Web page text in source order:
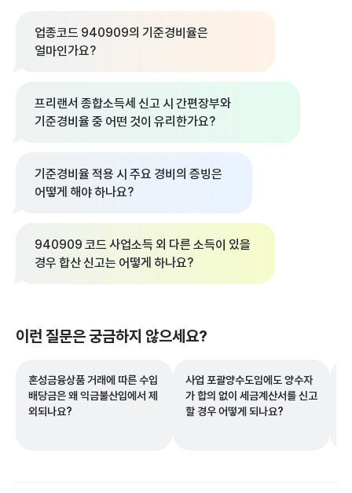
업종코드 940909의 기준경비율은
얼마인가요?
프리랜서 종합소득세 신고 시 간편장부와
기준경비율 중 어떤 것이 유리한가요?
기준경비율 적용 시 주요 경비의 증빙은
어떻게 해야 하나요?
940909 코드 사업소득 외 다른 소득이 있을
경우 합산 신고는 어떻게 하나요?
이런 질문은 궁금하지 않으세요?
혼성금융상품 거래에 따른 수입
배당금은 왜 익금불산입에서 제
외되나요?
사업 포괄양수도임에도 양수자
가 합의 없이 세금계산서를 신고
할 경우 어떻게 되나요?